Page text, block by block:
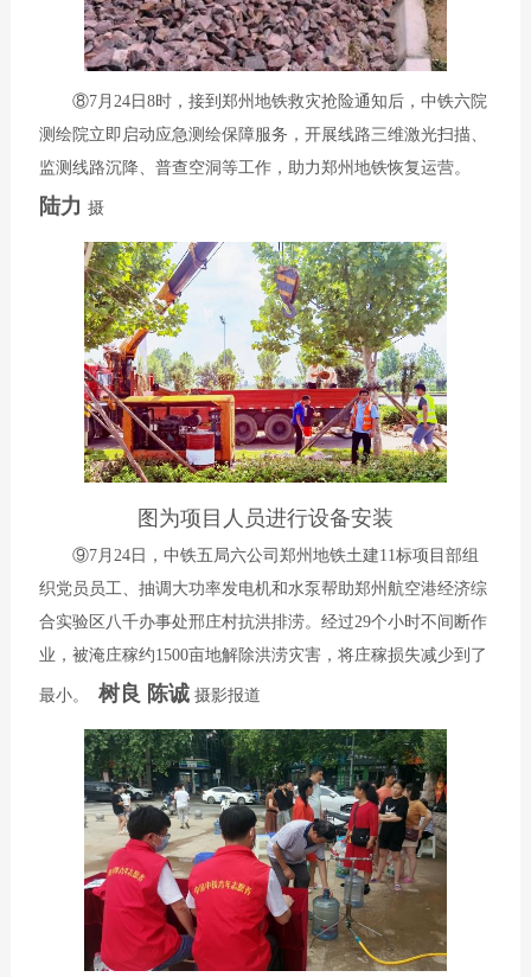
⑧7月24日8时，接到郑州地铁救灾抢险通知后，中铁六院
测绘院立即启动应急测绘保障服务，开展线路三维激光扫描、
监测线路沉降、普查空洞等工作，助力郑州地铁恢复运营。
陆力 摄
图为项目人员进行设备安装
⑨7月24日，中铁五局六公司郑州地铁土建11标项目部组
织党员员工、抽调大功率发电机和水泵帮助郑州航空港经济综
合实验区八千办事处邢庄村抗洪排涝。经过29个小时不间断作
业，被淹庄稼约1500亩地解除洪涝灾害，将庄稼损失减少到了
最小。 树良 陈诚摄影报道